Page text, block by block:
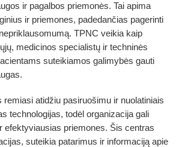
ir pagalbos priemonės. Tai apima
ir priemones, padedančias pagerinti
TPNC veikia kaip
medicinos specialistų ir techninės
suteikiamos galimybės gauti
atidžiu pasiruošimu ir nuolatiniais
technologijas, todėl organizacija gali
efektyviausias priemones. Šis centras
suteikia patarimus ir informaciją apie